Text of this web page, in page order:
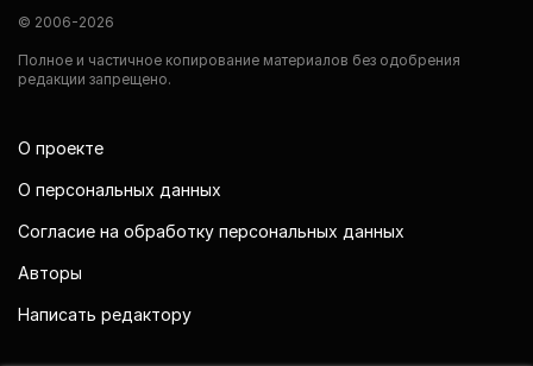
© 2006-2026
Полное и частичное копирование материалов без одобрения
редакции запрещено.
О проекте
О персональных данных
Согласие на обработку персональных данных
Авторы
Написать редактору